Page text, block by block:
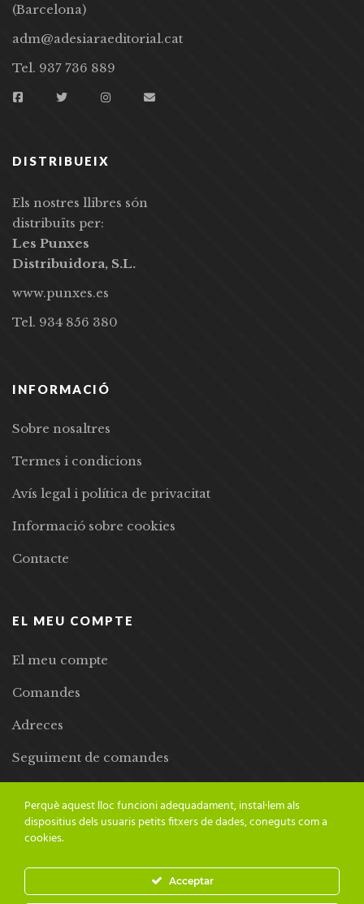
(Barcelona)
adm@adesiaraeditorial.cat
Tel. 937 736 889
DISTRIBUEIX
Els nostres llibres són
distribuïts per:
Les Punxes
Distribuidora, S.L.
www.punxes.es
Tel. 934 856 380
INFORMACIÓ
Sobre nosaltres
Termes i condicions
Avís legal i política de privacitat
Informació sobre cookies
Contacte
EL MEU COMPTE
El meu compte
Comandes
Adreces
Seguiment de comandes
Perquè aquest lloc funcioni adequadament, instal·lem als
dispositius dels usuaris petits fitxers de dades, coneguts com a
cookies.
Acceptar